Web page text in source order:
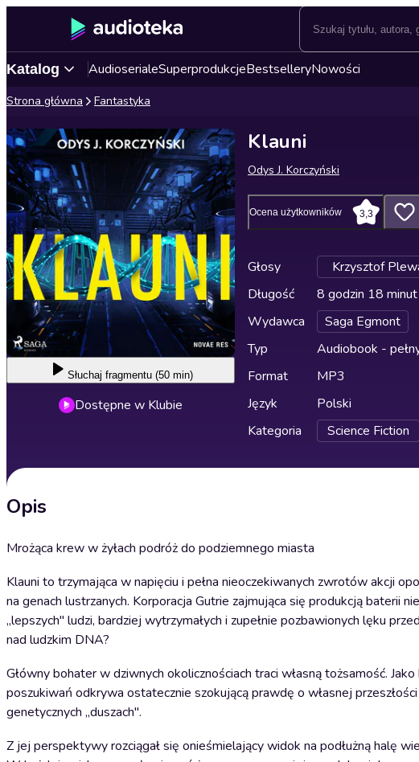
Katalog AudioserialeSuperprodukcjeBestselleryNowości
Strona główna Fantastyka
Słuchaj fragmentu (50 min)
Dostępne w Klubie
Klauni
Odys J. Korczyński
Ocena użytkowników 3,3
Głosy
Krzysztof
Długość
8 godzin 18 minut
Wydawca
Saga Egmont
Typ
Audiobook -
Format
MP3
Język
Polski
Kategoria
Science Fiction
Opis
Mrożąca krew w żyłach podróż do podziemnego miasta
Klauni to trzymająca w napięciu i pełna nieoczekiwanych zwrotów akcji
na genach lustrzanych. Korporacja Gutrie zajmująca się produkcją baterii
„lepszych" ludzi, bardziej wytrzymałych i zupełnie pozbawionych lęku
nad ludzkim DNA?
Główny bohater w dziwnych okolicznościach traci własną tożsamość.
poszukiwań odkrywa ostatecznie szokującą prawdę o własnej
genetycznych „duszach".
Z jej perspektywy rozciągał się onieśmielający widok na podłużną halę